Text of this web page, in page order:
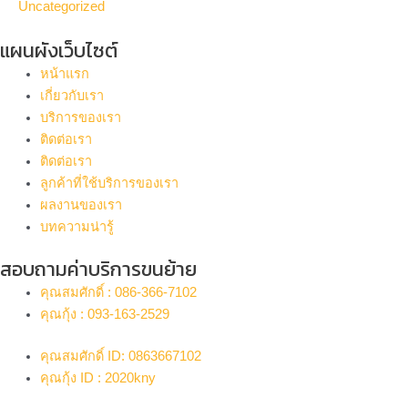
Uncategorized
แผนผังเว็บไซต์
หน้าแรก
เกี่ยวกับเรา
บริการของเรา
ติดต่อเรา
ติดต่อเรา
ลูกค้าที่ใช้บริการของเรา
ผลงานของเรา
บทความน่ารู้
สอบถามค่าบริการขนย้าย
คุณสมศักดิ์ : 086-366-7102
คุณกุ้ง : 093-163-2529
คุณสมศักดิ์ ID: 0863667102
คุณกุ้ง ID : 2020kny